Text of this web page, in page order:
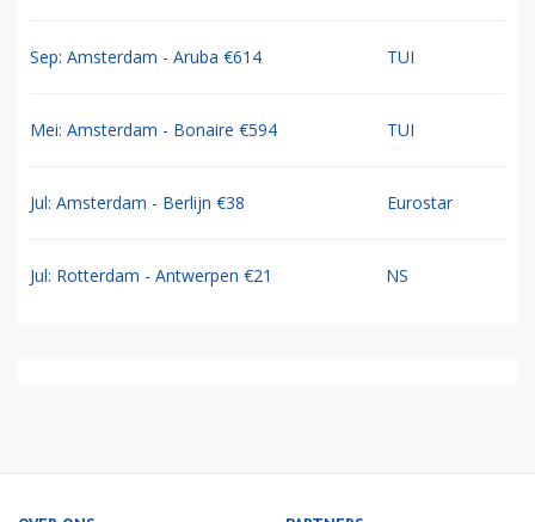
Sep: Amsterdam - Aruba €614 TUI
Mei: Amsterdam - Bonaire €594 TUI
Jul: Amsterdam - Berlijn €38 Eurostar
Jul: Rotterdam - Antwerpen €21 NS